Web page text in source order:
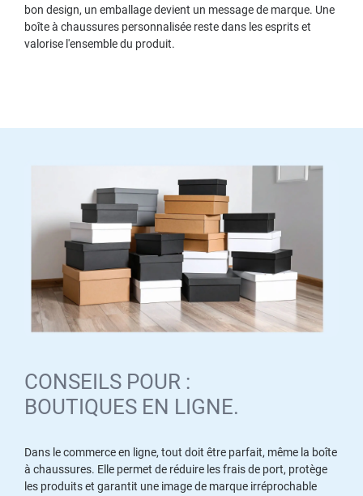
bon design, un emballage devient un message de marque. Une
boîte à chaussures personnalisée reste dans les esprits et
valorise l'ensemble du produit.
CONSEILS POUR :
BOUTIQUES EN LIGNE.
Dans le commerce en ligne, tout doit être parfait, même la boîte
à chaussures. Elle permet de réduire les frais de port, protège
les produits et garantit une image de marque irréprochable